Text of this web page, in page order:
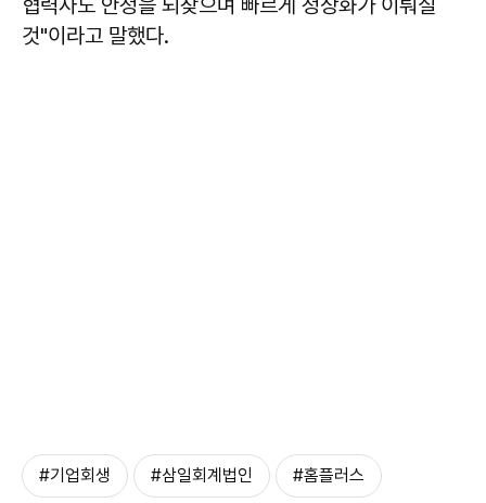
협력사도 안정을 되찾으며 빠르게 정상화가 이뤄질
것"이라고 말했다.
#기업회생 #삼일회계법인 #홈플러스